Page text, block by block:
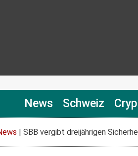
News Schweiz
| SBB vergibt dreijährigen